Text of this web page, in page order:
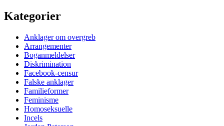
Kategorier
Anklager om overgreb
Arrangementer
Boganmeldelser
Diskrimination
Facebook-censur
Falske anklager
Familieformer
Feminisme
Homoseksuelle
Incels